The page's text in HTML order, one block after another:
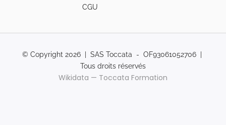
CGU
© Copyright 2026 | SAS Toccata - OF93061052706 |
Tous droits réservés
Wikidata — Toccata Formation